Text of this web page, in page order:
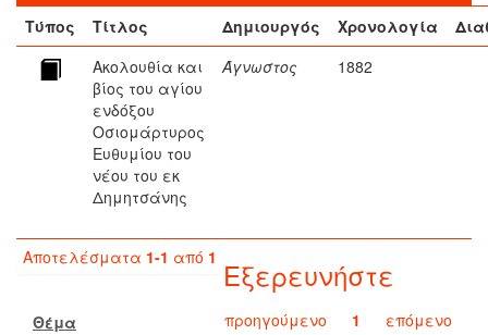
Τύπος
Τίτλος Δημιουργός Χρονολογία
Ακολουθία και
βίος του αγίου
ενδόξου
Οσιομάρτυρος
Ευθυμίου του
νέου του εκ
Δημητσάνης
Άγνωστος 1882
Αποτελέσματα 1-1 από 1
προηγούμενο 1 επόμενο
Εξερευνήστε
Θέμα